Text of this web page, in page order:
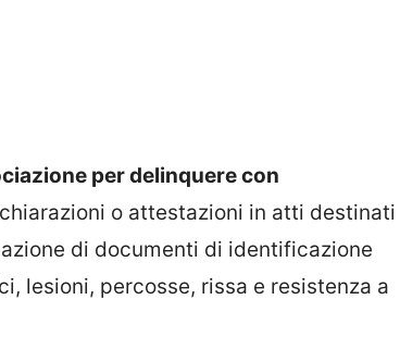
per delinquere con
o attestazioni in atti destinati
di documenti di identificazione
lesioni, percosse, rissa e resistenza a